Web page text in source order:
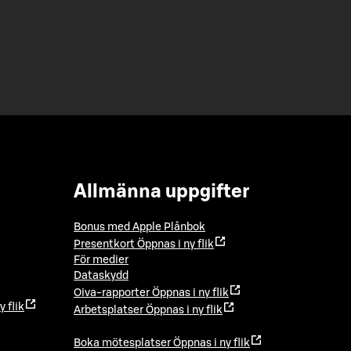
flik
Allmänna uppgifter
Bonus med Apple Plånbok
Presentkort Öppnas i ny flik
För medier
Dataskydd
Oiva-rapporter Öppnas i ny flik
Arbetsplatser Öppnas i ny flik
Boka mötesplatser Öppnas i ny flik